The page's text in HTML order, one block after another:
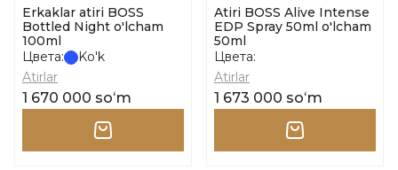
Erkaklar atiri BOSS
Bottled Night o'lcham
100ml
Цвета:
Ko'k
Atirlar
1 670 000 soʻm
Atiri BOSS Alive Intense
EDP Spray 50ml o'lcham
50ml
Цвета:
Atirlar
1 673 000 soʻm